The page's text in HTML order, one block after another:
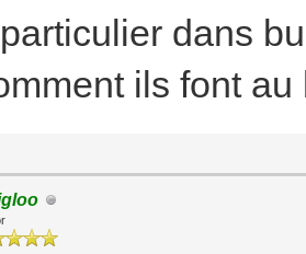
MTU:1500
frame:0
dans
ils font